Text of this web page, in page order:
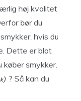
høj kvalitet
bør du
hvis du
Dette er blot
køber smykker.
? Så kan du